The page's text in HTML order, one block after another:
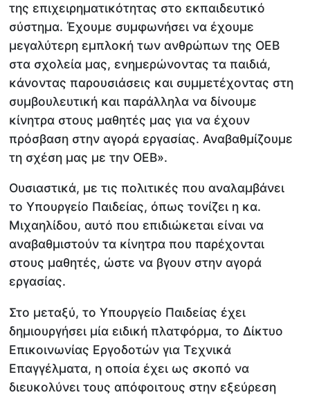
της επιχειρηματικότητας στο εκπαιδευτικό
σύστημα. Έχουμε συμφωνήσει να έχουμε
μεγαλύτερη εμπλοκή των ανθρώπων της ΟΕΒ
στα σχολεία μας, ενημερώνοντας τα παιδιά,
κάνοντας παρουσιάσεις και συμμετέχοντας στη
συμβουλευτική και παράλληλα να δίνουμε
κίνητρα στους μαθητές μας για να έχουν
πρόσβαση στην αγορά εργασίας. Αναβαθμίζουμε
τη σχέση μας με την ΟΕΒ».
Ουσιαστικά, με τις πολιτικές που αναλαμβάνει
το Υπουργείο Παιδείας, όπως τονίζει η κα.
Μιχαηλίδου, αυτό που επιδιώκεται είναι να
αναβαθμιστούν τα κίνητρα που παρέχονται
στους μαθητές, ώστε να βγουν στην αγορά
εργασίας.
Στο μεταξύ, το Υπουργείο Παιδείας έχει
δημιουργήσει μία ειδική πλατφόρμα, το Δίκτυο
Επικοινωνίας Εργοδοτών για Τεχνικά
Επαγγέλματα, η οποία έχει ως σκοπό να
διευκολύνει τους απόφοιτους στην εξεύρεση